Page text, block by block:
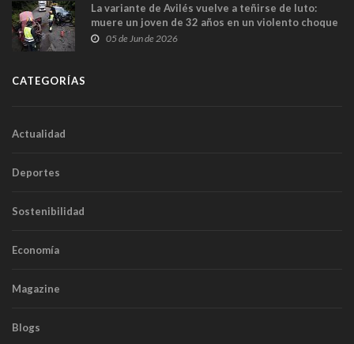
La variante de Avilés vuelve a teñirse de luto:
muere un joven de 32 años en un violento choque
frontal
05 de Jun de 2026
CATEGORÍAS
Actualidad
Deportes
Sostenibilidad
Economía
Magazine
Blogs